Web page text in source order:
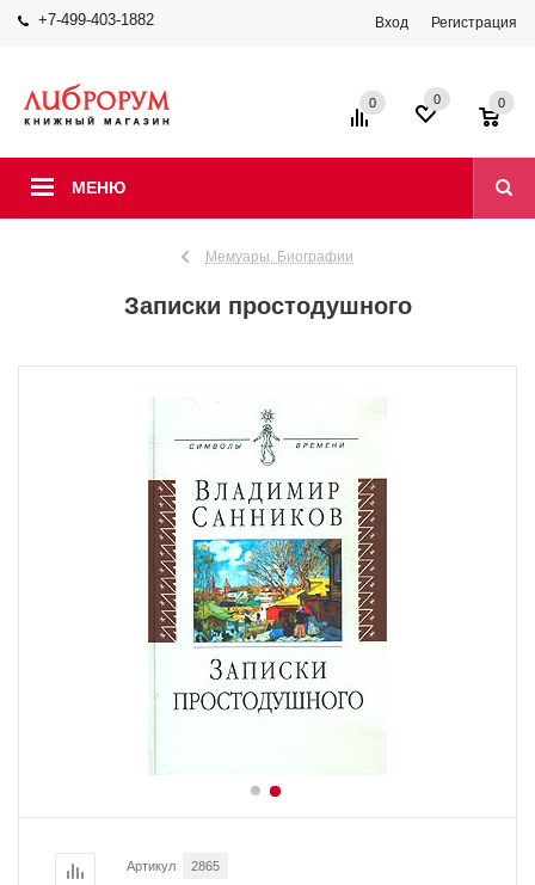
+7-499-403-1882 Вход Регистрация
МЕНЮ
0 0 0
Мемуары. Биографии
Записки простодушного
Артикул 2865